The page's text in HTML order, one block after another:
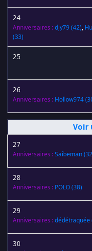
24
Anniversaires :djy79(42),
(33)
25
26
Anniversaires : Hollow974
27
Anniversaires :Saibeman
28
Anniversaires : POLO(38)
29
Anniversaires :dédétraquée
30